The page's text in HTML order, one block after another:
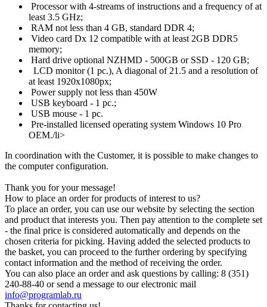
Processor with 4-streams of instructions and a frequency of at
least 3.5 GHz;
RAM not less than 4 GB, standard DDR 4;
Video card Dx 12 compatible with at least 2GB DDR5
memory;
Hard drive optional NZHMD - 500GB or SSD - 120 GB;
LCD monitor (1 pc.), A diagonal of 21.5 and a resolution of
at least 1920x1080px;
Power supply not less than 450W
USB keyboard - 1 pc.;
USB mouse - 1 pc.
Pre-installed licensed operating system Windows 10 Pro
OEM./li>
In coordination with the Customer, it is possible to make changes to
the computer configuration.
Thank you for your message!
How to place an order for products of interest to us?
To place an order, you can use our website by selecting the section
and product that interests you. Then pay attention to the complete set
- the final price is considered automatically and depends on the
chosen criteria for picking. Having added the selected products to
the basket, you can proceed to the further ordering by specifying
contact information and the method of receiving the order.
You can also place an order and ask questions by calling: 8 (351)
240-88-40 or send a message to our electronic mail
info@programlab.ru